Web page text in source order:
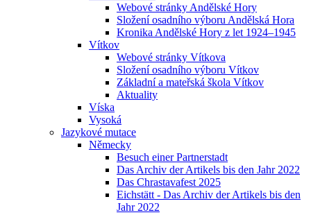
Webové stránky Andělské Hory
Složení osadního výboru Andělská Hora
Kronika Andělské Hory z let 1924–1945
Vítkov
Webové stránky Vítkova
Složení osadního výboru Vítkov
Základní a mateřská škola Vítkov
Aktuality
Víska
Vysoká
Jazykové mutace
Německy
Besuch einer Partnerstadt
Das Archiv der Artikels bis den Jahr 2022
Das Chrastavafest 2025
Eichstätt - Das Archiv der Artikels bis den
Jahr 2022